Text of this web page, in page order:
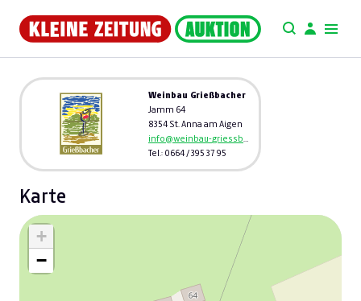
Weinbau Grießbacher
Jamm 64
8354 St. Anna am Aigen
Tel.: 0664 / 395 37 95
Karte
+
−